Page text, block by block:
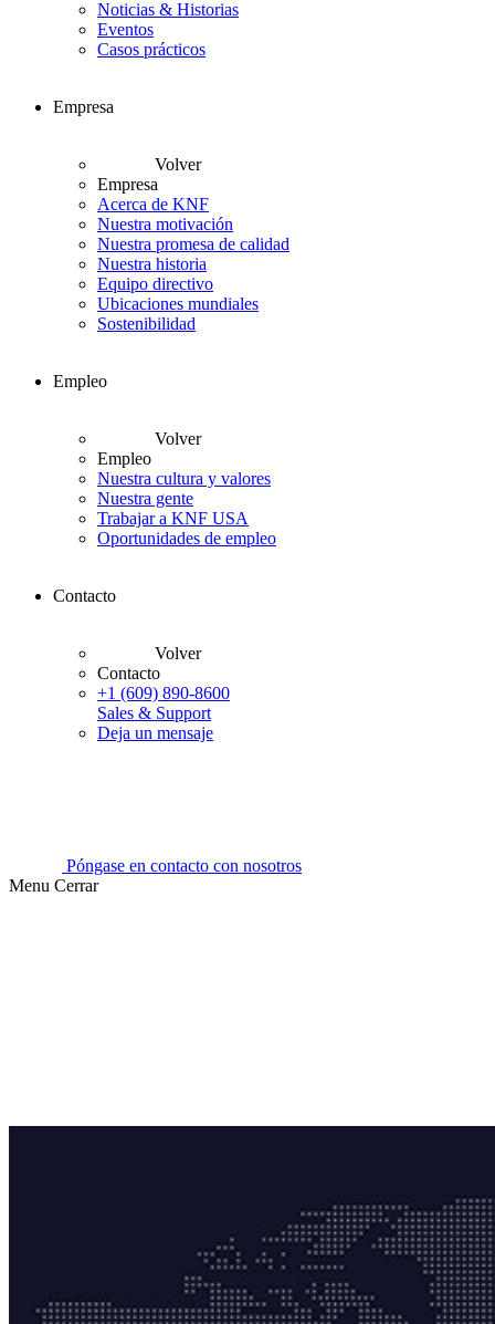
Noticias & Historias
Eventos
Casos prácticos
Empresa
Volver
Empresa
Acerca de KNF
Nuestra motivación
Nuestra promesa de calidad
Nuestra historia
Equipo directivo
Ubicaciones mundiales
Sostenibilidad
Empleo
Volver
Empleo
Nuestra cultura y valores
Nuestra gente
Trabajar a KNF USA
Oportunidades de empleo
Contacto
Volver
Contacto
+1 (609) 890-8600
Sales & Support
Deja un mensaje
Póngase en contacto con nosotros
Menu Cerrar